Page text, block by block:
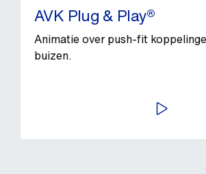
AVK Plug & Play®
Animatie over push-fit
buizen.
BEKIJK VIDEO